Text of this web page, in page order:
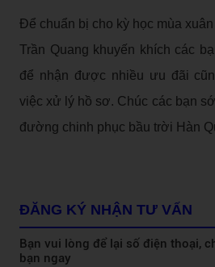
Để chuẩn bị cho kỳ học mùa
Trần Quang khuyến khích các
để nhận được nhiều ưu đãi
việc xử lý hồ sơ. Chúc các bạn
đường chinh phục bầu trời Hàn
ĐĂNG KÝ NHẬN TƯ VẤN
Bạn vui lòng để lại số điện thoại,
bạn ngay